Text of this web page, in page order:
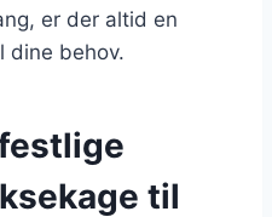
er der altid en
dine behov.
til